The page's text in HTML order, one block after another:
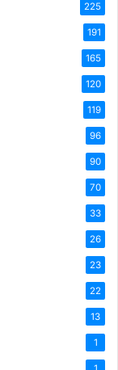
225
191
165
120
119
96
90
70
33
26
23
22
13
1